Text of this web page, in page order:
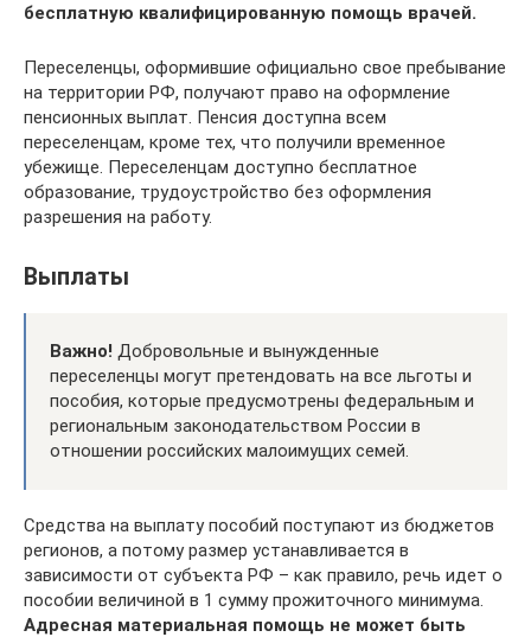
бесплатную квалифицированную помощь врачей.
Переселенцы, оформившие официально свое пребывание
на территории РФ, получают право на оформление
пенсионных выплат. Пенсия доступна всем
переселенцам, кроме тех, что получили временное
убежище. Переселенцам доступно бесплатное
образование, трудоустройство без оформления
разрешения на работу.
Выплаты
Важно! Добровольные и вынужденные
переселенцы могут претендовать на все льготы и
пособия, которые предусмотрены федеральным и
региональным законодательством России в
отношении российских малоимущих семей.
Средства на выплату пособий поступают из бюджетов
регионов, а потому размер устанавливается в
зависимости от субъекта РФ – как правило, речь идет о
пособии величиной в 1 сумму прожиточного минимума.
Адресная материальная помощь не может быть